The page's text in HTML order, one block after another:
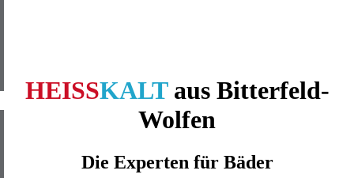
HEISSKALTaus Bitterfeld-
Wolfen
Die Experten für Bäder